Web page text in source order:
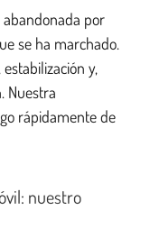
por
se ha marchado.
y,
Nuestra
rápidamente de
nuestro